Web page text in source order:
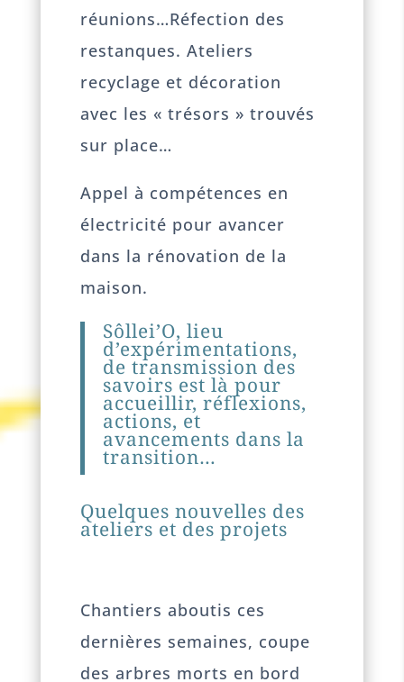
réunions…Réfection des
restanques. Ateliers
recyclage et décoration
avec les « trésors » trouvés
sur place…
Appel à compétences en
électricité pour avancer
dans la rénovation de la
maison.
Sôllei’O, lieu
d’expérimentations,
de transmission des
savoirs est là pour
accueillir, réflexions,
actions, et
avancements dans la
transition…
Quelques nouvelles des
ateliers et des projets
Chantiers aboutis ces
dernières semaines, coupe
des arbres morts en bord